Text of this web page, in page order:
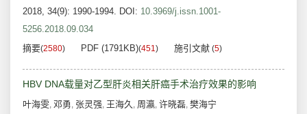
2018, 34(9): 1990-1994. DOI: 10.3969/j.issn.1001-
5256.2018.09.034
摘要(2580) PDF (1791KB)(451) 施引文献 (5)
HBV DNA载量对乙型肝炎相关肝癌手术治疗效果的影响
叶海雯, 邓勇, 张灵强, 王海久 , 周瀛, 许晓磊, 樊海宁